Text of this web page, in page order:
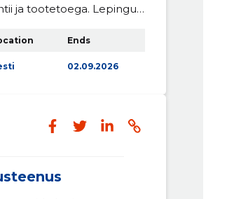
ja tootetoega. Lepingu
Ends
02.09.2026